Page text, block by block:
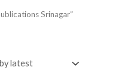
Srinagar”